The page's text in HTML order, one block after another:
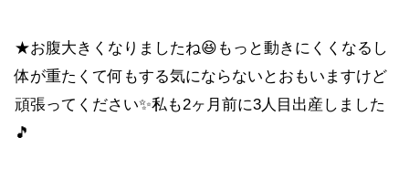
★お腹大きくなりましたね😆もっと動きにくくなるし
体が重たくて何もする気にならないとおもいますけど
頑張ってください✨私も2ヶ月前に3人目出産しました
🎵